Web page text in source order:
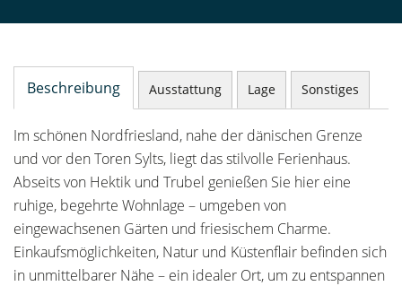
Beschreibung Ausstattung Lage Sonstiges
Im schönen Nordfriesland, nahe der dänischen Grenze
und vor den Toren Sylts, liegt das stilvolle Ferienhaus.
Abseits von Hektik und Trubel genießen Sie hier eine
ruhige, begehrte Wohnlage – umgeben von
eingewachsenen Gärten und friesischem Charme.
Einkaufsmöglichkeiten, Natur und Küstenflair befinden sich
in unmittelbarer Nähe – ein idealer Ort, um zu entspannen